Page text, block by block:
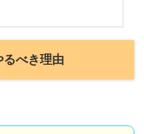
べき理由